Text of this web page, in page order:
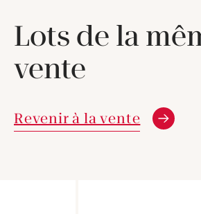
Lots de la
vente
Revenir à la vente